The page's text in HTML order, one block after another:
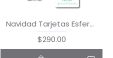
Navidad Tarjetas Esferas
$290.00